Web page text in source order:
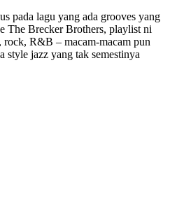
pada lagu yang ada grooves yang
The Brecker Brothers, playlist ni
R&B – macam-macam pun
style jazz yang tak semestinya